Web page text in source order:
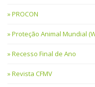
PROCON
Proteção Animal Mundial
Recesso Final de Ano
Revista CFMV